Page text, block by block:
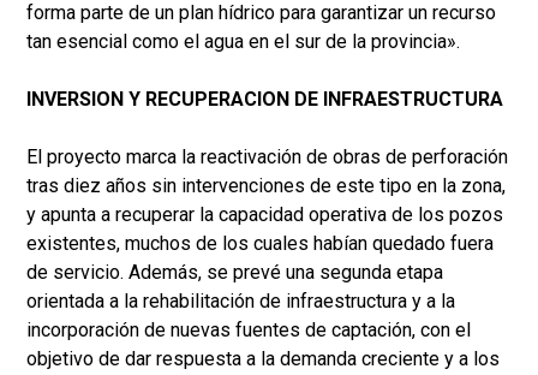
forma parte de un plan hídrico para garantizar un recurso
tan esencial como el agua en el sur de la provincia».
INVERSION Y RECUPERACION DE INFRAESTRUCTURA
El proyecto marca la reactivación de obras de perforación
tras diez años sin intervenciones de este tipo en la zona,
y apunta a recuperar la capacidad operativa de los pozos
existentes, muchos de los cuales habían quedado fuera
de servicio. Además, se prevé una segunda etapa
orientada a la rehabilitación de infraestructura y a la
incorporación de nuevas fuentes de captación, con el
objetivo de dar respuesta a la demanda creciente y a los